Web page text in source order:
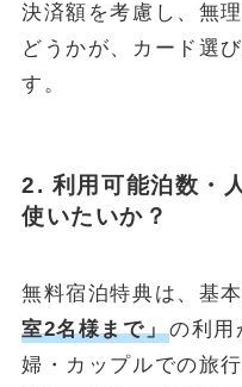
決済額を考慮し、無
どうかが、カード選
す。
2. 利用可能泊数・
使いたいか？
無料宿泊特典は、基
室2名様まで」の利用
婦・カップルでの旅